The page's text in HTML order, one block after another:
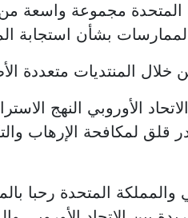
المتحدة مجموعة واسعة
بشأن استجابة
المنتديات متعددة
الأوروبي النهج
لمكافحة الإرهاب
والمملكة المتحدة رحبا